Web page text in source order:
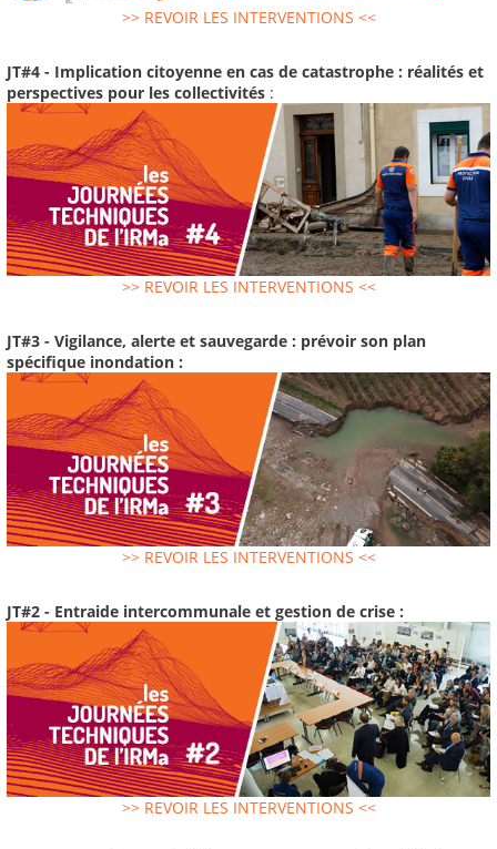
>> REVOIR LES INTERVENTIONS <<
JT#4 - Implication citoyenne en cas de catastrophe : réalités et
perspectives pour les collectivités :
>> REVOIR LES INTERVENTIONS <<
JT#3 - Vigilance, alerte et sauvegarde : prévoir son plan
spécifique inondation :
>> REVOIR LES INTERVENTIONS <<
JT#2 - Entraide intercommunale et gestion de crise :
>> REVOIR LES INTERVENTIONS <<